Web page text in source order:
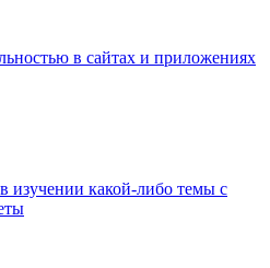
в сайтах и приложениях
изучении какой-либо темы с